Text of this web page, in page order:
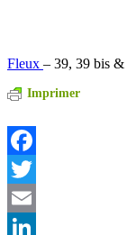
Fleux – 39, 39 bis &
Imprimer
Facebook
Twitter
Email